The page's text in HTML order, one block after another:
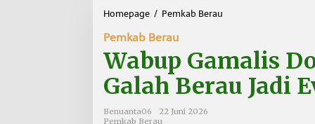
Homepage / Pemkab Berau
a
Pemkab Berau
Wabup Gamalis
Galah Berau Jadi
Benuanta06
22 Juni 2026
Pemkab Berau